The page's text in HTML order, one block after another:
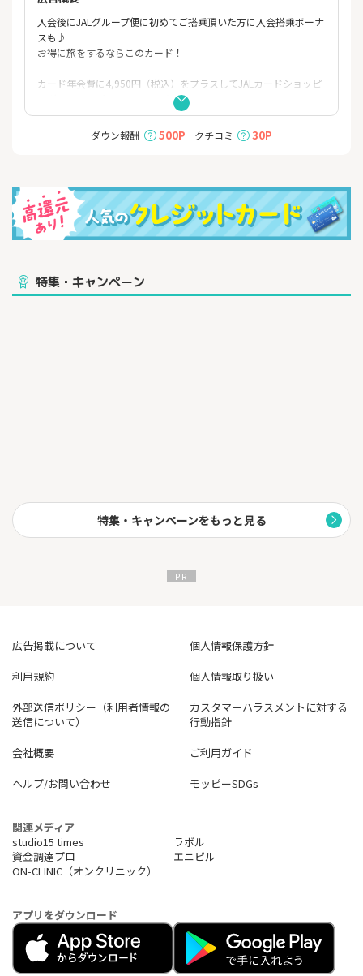
入会後にJALグループ便に初めてご搭乗頂いた方に入会搭乗ボーナ
スも♪
お得に旅をするならこのカード！
カード年会費に4,950円（税込）をプラスしてJALカードショッピ
ングマイル・プレミアムに入会すると、
日常でのカードご利用分はもちろん、月々の定期的なお支払いで
もショッピングマイルが2倍たまり、得点交換
ダウン報酬 500P クチコミ 30P
特集・キャンペーン
特集・キャンペーンをもっと見る
広告掲載について
個人情報保護方針
利用規約
個人情報取り扱い
外部送信ポリシー（利用者情報の
送信について）
カスタマーハラスメントに対する
行動指針
会社概要
ご利用ガイド
ヘルプ/お問い合わせ
モッピーSDGs
関連メディア
studio15 times
ラボル
資金調達プロ
エニピル
ON-CLINIC（オンクリニック）
アプリをダウンロード